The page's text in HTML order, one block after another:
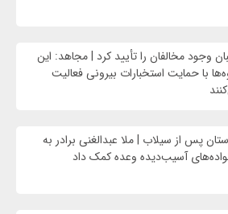
وجود مخالفان را تأیید کرد | مجاهد: این
با حمایت استخبارات بیرونی فعالیت
پس از سیلاب | ملا عبدالغنی برادر به
آسیب‌دیده وعده کمک داد